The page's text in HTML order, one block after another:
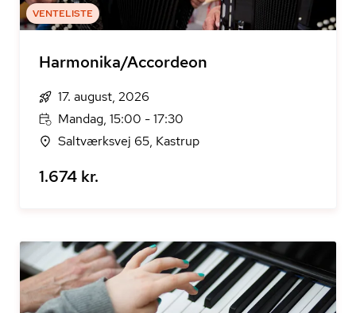
VENTELISTE
Harmonika/Accordeon
17. august, 2026
Mandag, 15:00 - 17:30
Saltværksvej 65, Kastrup
1.674 kr.